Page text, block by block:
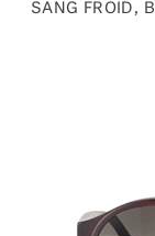
SANG FROID,